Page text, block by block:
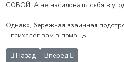
СОБОЙ! А не насиловать себя в
Однако, бережная взаимная
- психолог вам в помощь!
Предыдущий: Как сыну
Назад Следующий: 10
Вперед